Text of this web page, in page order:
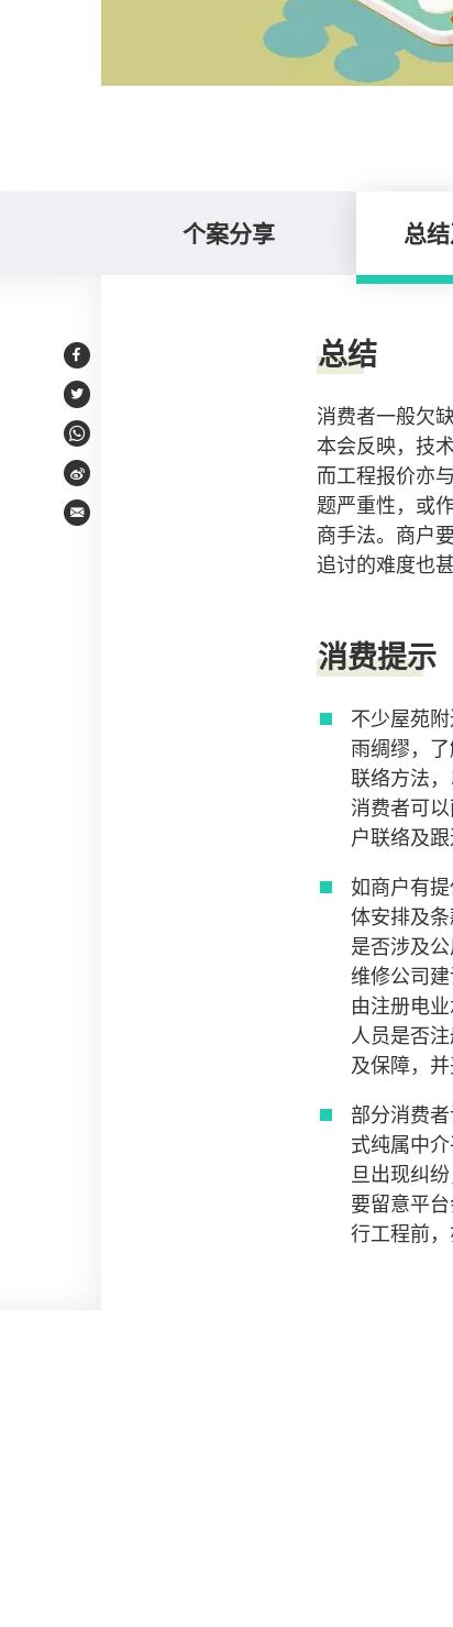
个案分享 总
Facebook
Twitter
WhatsApp
Weibo
Email
总结及消费提示
总结
消费者一般欠
本会反映，技
而工程报价亦
题严重性，或
商手法。商户
追讨的难度也
消费提示
不少屋苑
雨绸缪，
联络方法
消费者可
户联络及
如商户有
体安排及
是否涉及
维修公司
由注册电
人员是否
及保障，
部分消费
式纯属中
旦出现纠
要留意平
行工程前